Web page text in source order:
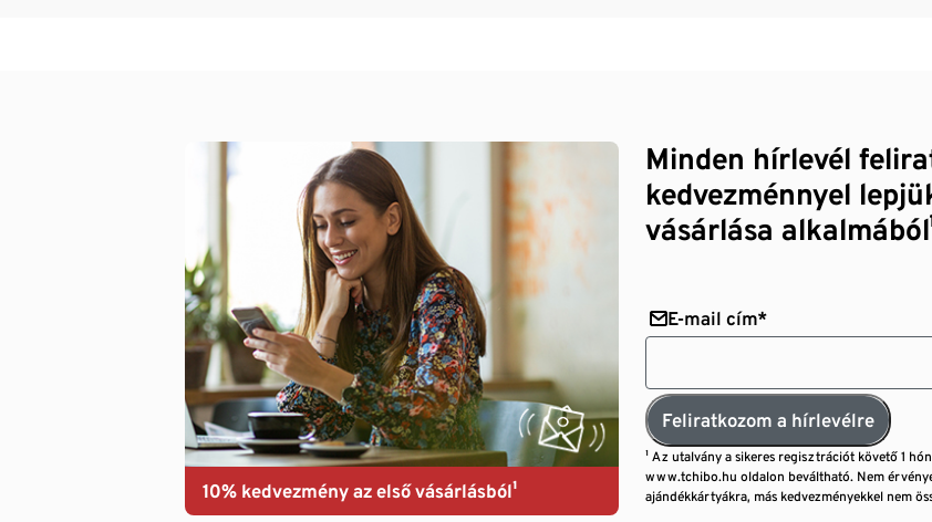
10% kedvezmény az első vásárlásból¹
Minden hírlevél
kedvezménnyel
vásárlása
E-mail cím*
Feliratkozom a hírlevélre
¹ Az utalvány a sikeres regisztrációt követő 1
www.tchibo.hu oldalon beváltható. Nem
ajándékkártyákra, más kedvezményekkel nem